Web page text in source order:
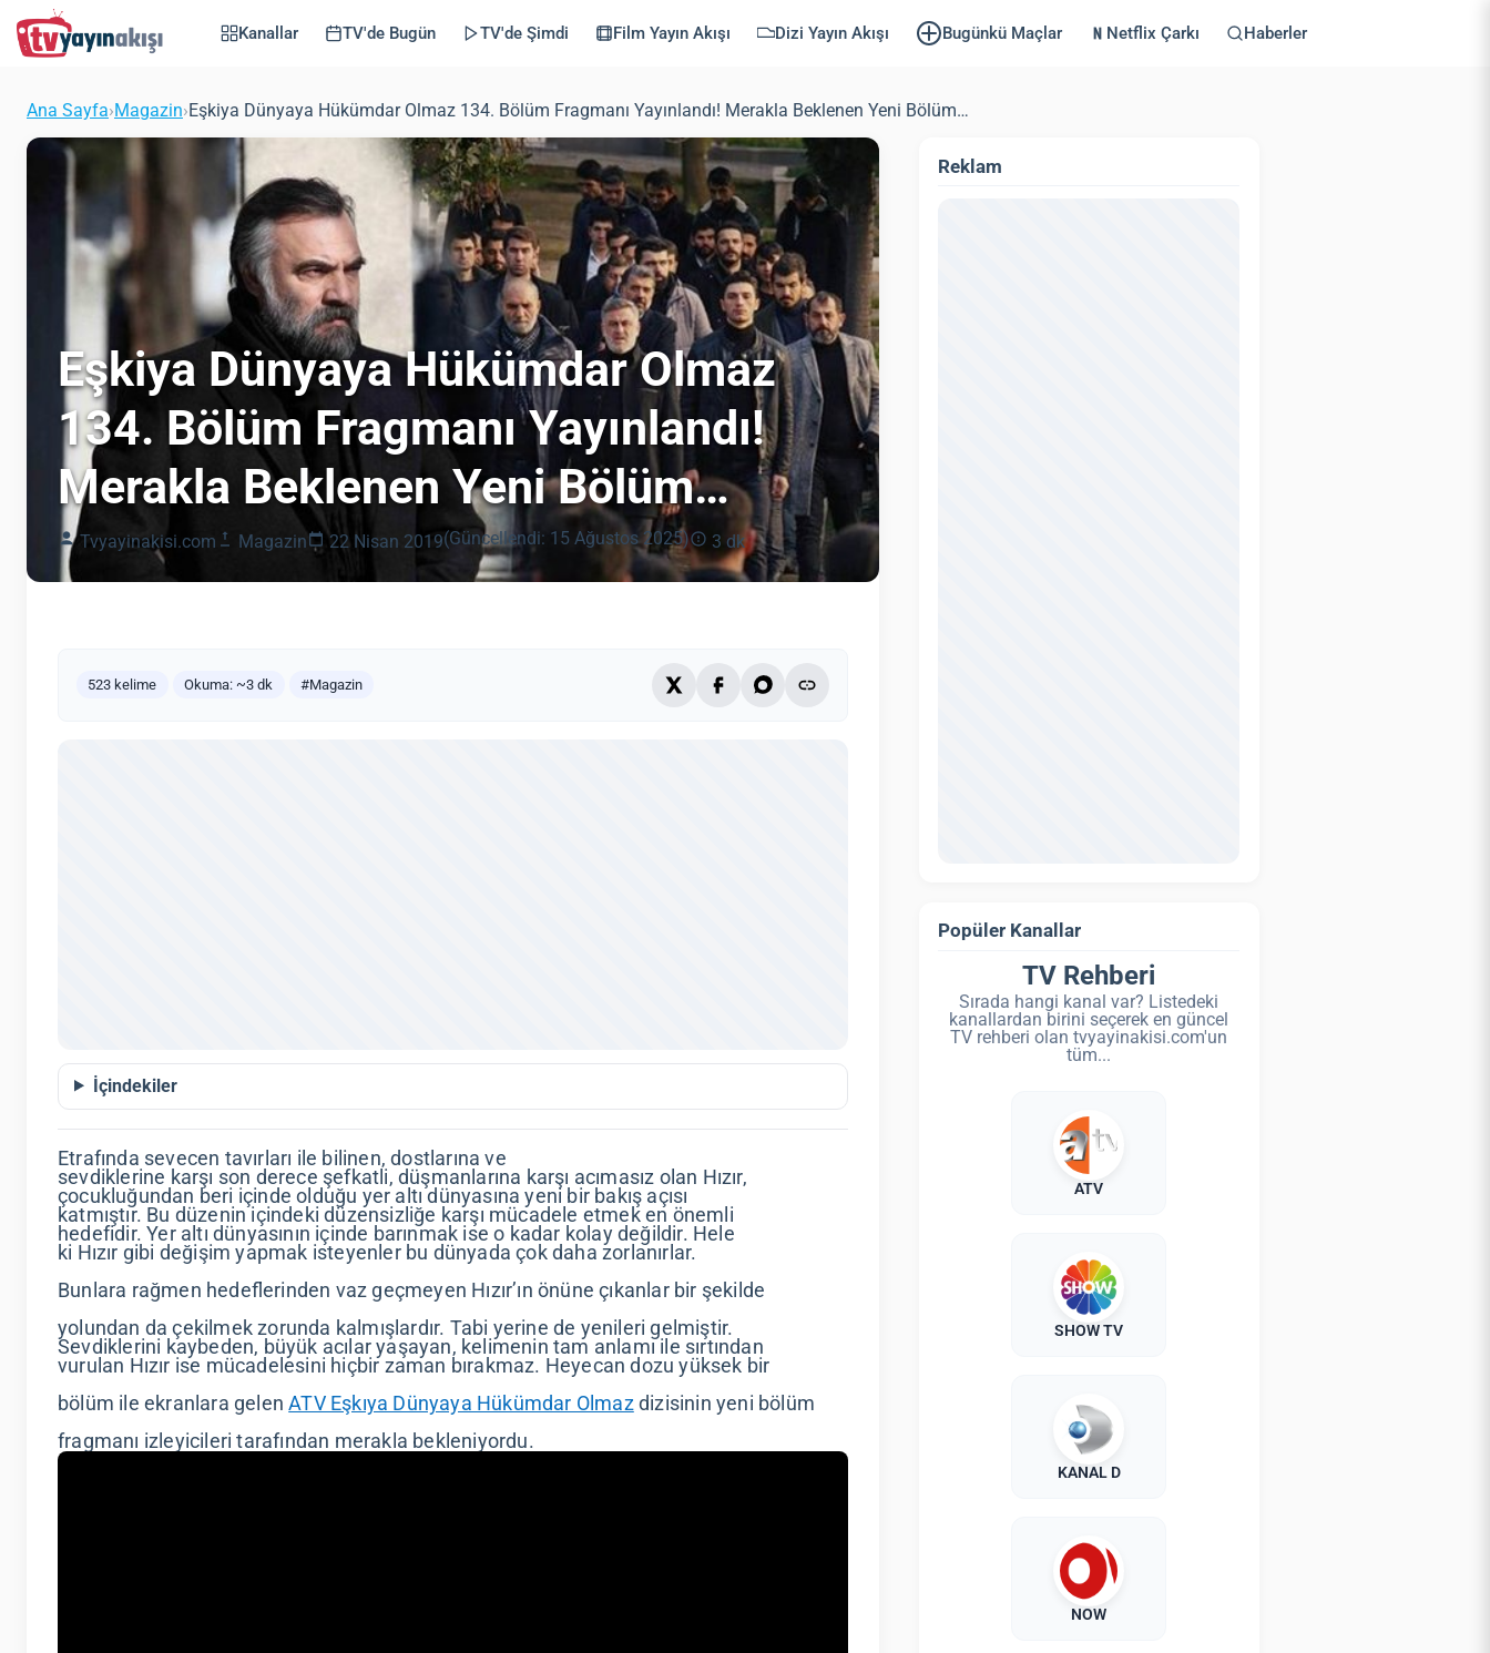
Kanallar TV'de Bugün TV'de Şimdi Film Yayın Akışı Dizi Yayın Akışı Bugünkü Maçlar Netflix Çarkı Haberler
Ana Sayfa›Magazin›Eşkiya Dünyaya Hükümdar Olmaz 134. Bölüm Fragmanı Yayınlandı! Merakla Beklenen Yeni Bölüm…
Eşkiya Dünyaya Hükümdar Olmaz
134. Bölüm Fragmanı Yayınlandı!
Merakla Beklenen Yeni Bölüm…
Tvyayinakisi.com Magazin 22 Nisan 2019(Güncellendi: 15 Ağustos 2025) 3 dk
523 kelime Okuma: ~3 dk #Magazin
İçindekiler
Etrafında sevecen tavırları ile bilinen, dostlarına ve
sevdiklerine karşı son derece şefkatli, düşmanlarına karşı acımasız olan Hızır,
çocukluğundan beri içinde olduğu yer altı dünyasına yeni bir bakış açısı
katmıştır. Bu düzenin içindeki düzensizliğe karşı mücadele etmek en önemli
hedefidir. Yer altı dünyasının içinde barınmak ise o kadar kolay değildir. Hele
ki Hızır gibi değişim yapmak isteyenler bu dünyada çok daha zorlanırlar.
Bunlara rağmen hedeflerinden vaz geçmeyen Hızır’ın önüne çıkanlar bir şekilde
yolundan da çekilmek zorunda kalmışlardır. Tabi yerine de yenileri gelmiştir.
Sevdiklerini kaybeden, büyük acılar yaşayan, kelimenin tam anlamı ile sırtından
vurulan Hızır ise mücadelesini hiçbir zaman bırakmaz. Heyecan dozu yüksek bir
bölüm ile ekranlara gelenATV Eşkıya Dünyaya Hükümdar Olmazdizisinin yeni bölüm
fragmanı izleyicileri tarafından merakla bekleniyordu.
Reklam
Popüler Kanallar
TV Rehberi
Sırada hangi kanal var? Listedeki
kanallardan birini seçerek en güncel
TV rehberi olan tvyayinakisi.com'un
tüm...
ATV
SHOW TV
KANAL D
NOW